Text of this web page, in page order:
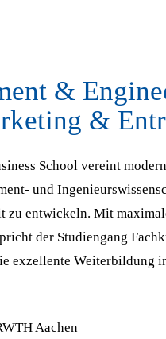
&
&
School vereint
und
zu entwickeln. Mit
der Studiengang
exzellente Weiterbildung
Aachen